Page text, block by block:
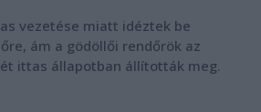
vezetése miatt idéztek be
ám a gödöllői rendőrök az
ittas állapotban állították meg.